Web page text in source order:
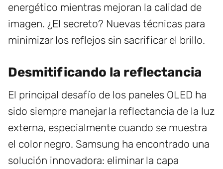
energético mientras mejoran la calidad de
imagen. ¿El secreto? Nuevas técnicas para
minimizar los reflejos sin sacrificar el brillo.
Desmitificando la reflectancia
El principal desafío de los paneles OLED ha
sido siempre manejar la reflectancia de la luz
externa, especialmente cuando se muestra
el color negro. Samsung ha encontrado una
solución innovadora: eliminar la capa